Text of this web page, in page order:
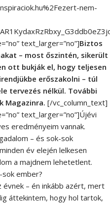
nem-
text_larger=”no”]Biztos
– most őszintén, sikerült
ott bukják el, hogy teljesen
erőszakolni – túl
tervezés nélkül. További
Magazinra. [/vc_column_text]
text_larger=”no”]Újévi
eredményeim vannak.
– és sok-sok
év elején lelkesen
a majdnem lehetetlent.
ember?
– én inkább azért, mert
áttekintem, hogy hol tartok,